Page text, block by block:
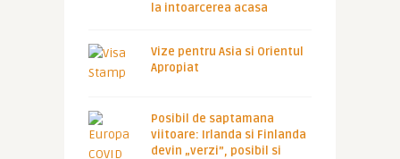
la intoarcerea acasa
Vize pentru Asia si Orientul
Apropiat
Posibil de saptamana
viitoare: Irlanda si Finlanda
devin „verzi”, posibil si